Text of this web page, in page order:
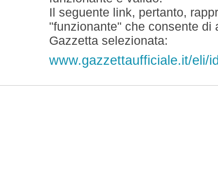
Il seguente link, pertanto,
"funzionante" che consente
Gazzetta selezionata:
www.gazzettaufficiale.it/eli/